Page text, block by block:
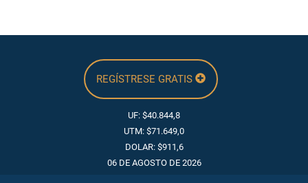
REGÍSTRESE GRATIS
UF: $40.844,8
UTM: $71.649,0
DOLAR: $911,6
06 DE AGOSTO DE 2026